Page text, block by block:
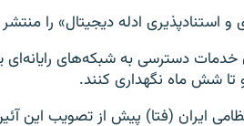
و استنادپذیری ادله دیجیتال» را
‌دسترسی به شبکه‌های رایانه‌ای
تا شش ماه نگهداری کنند.
ایران (فتا) پیش از تصویب این